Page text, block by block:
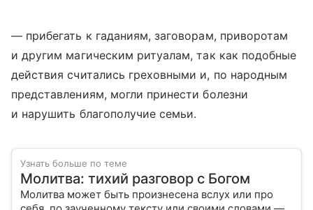
— прибегать к гаданиям, заговорам, приворотам
и другим магическим ритуалам, так как подобные
действия считались греховными и, по народным
представлениям, могли принести болезни
и нарушить благополучие семьи.
Узнать больше по теме
Молитва: тихий разговор с Богом
Молитва может быть произнесена вслух или про